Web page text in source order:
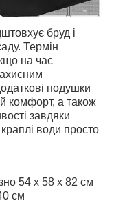
бруд і
Термін
на час
подушки
комфорт, а також
завдяки
води просто
54 x 58 x 82 см
см